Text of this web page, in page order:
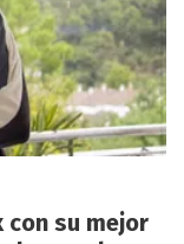
con su mejor